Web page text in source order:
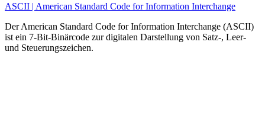
ASCII | American Standard Code for Information Interchange
Der American Standard Code for Information Interchange (ASCII)
ist ein 7-Bit-Binärcode zur digitalen Darstellung von Satz-, Leer-
und Steuerungszeichen.